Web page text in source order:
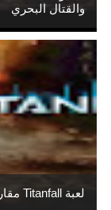
والقتال البحري
لعبة Titanfall مقارنة بين PC و XBOX ONE ايهما افضل